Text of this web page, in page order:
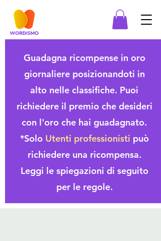
Guadagna ricompense in oro
giornaliere posizionandoti in
alto nelle classifiche. Puoi
richiedere il premio che desideri
con l'oro che hai guadagnato.
*Solo Utenti professionisti può
richiedere una ricompensa.
Leggi le spiegazioni di seguito
per le regole.